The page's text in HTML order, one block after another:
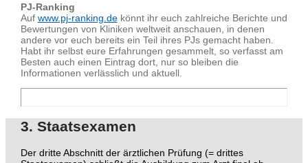
PJ-Ranking
Auf www.pj-ranking.dekönnt ihr euch zahlreiche Berichte und
Bewertungen von Kliniken weltweit anschauen, in denen
andere vor euch bereits ein Teil ihres PJs gemacht haben.
Habt ihr selbst eure Erfahrungen gesammelt, so verfasst am
Besten auch einen Eintrag dort, nur so bleiben die
Informationen verlässlich und aktuell.
3. Staatsexamen
Der dritte Abschnitt der ärztlichen Prüfung (= drittes